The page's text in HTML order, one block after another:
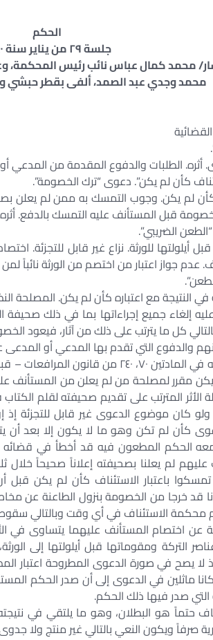
الحكم
جلسة ٢٩ من يناير سنة ١٩٨٠
محمد كمال عباس نائب رئيس المحكمة،
محمد وجدي عبد الصمد، ألفى بقطر حبشي
الطلبات والدفوع المقدمة من المدعي
كأن لم يكن. وجوب التمسك به ممن لم
قبل المستأنف عليه التمسك بالدفع.
قبل أيلولتها للورثة. نزاع غير قابل للتجزئة.
عدم جواز اعتبار من اختصم من الورثة نائباً
في النتيجة مع اعتباره كأن لم يكن. المصلحة
كل ما يترتب على ذلك من آثار، فيعود
والدفوع التي تقدم بها المدعي أو المدعى
يكن مقرر لمصلحة من لم يعلن من المستأنف
الأثر المترتب على تقديم صحيفته لقلم
كان موضوع الدعوى غير قابل للتجزئة إذ
كأن لم تكن وهو ما لا يكون إلا بعد
الحكم المطعون فيه قد أخطأ في قضائه
لم يعلنا بصحيفته إعلاناً صحيحاً خلال
باعتبار الاستئناف كأن لم يكن
قد خرجا من الخصومة بنزول الطاعنة عن
محكمة الاستئناف في أي وقت وبالتالي
عن اختصام المستأنف عليهما يتساوى في
التركة ومقوماتها قبل أيلولتها إلى
لا يصح في صورة الدعوى المطروحة اعتبار
كانا ماثلين في الدعوى إلى أن صدر الحكم
صدر فيها ذلك الحكم.
حتماً هو البطلان، وهو ما يلتقي في
ويكون النعي بالتالي غير منتج ولا